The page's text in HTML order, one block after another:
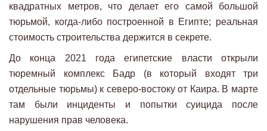
квадратных метров, что делает его самой большой
тюрьмой, когда-либо построенной в Египте; реальная
стоимость строительства держится в секрете.
До конца 2021 года египетские власти открыли
тюремный комплекс Бадр (в который входят три
отдельные тюрьмы) к северо-востоку от Каира. В марте
там были инциденты и попытки суицида после
нарушения прав человека.